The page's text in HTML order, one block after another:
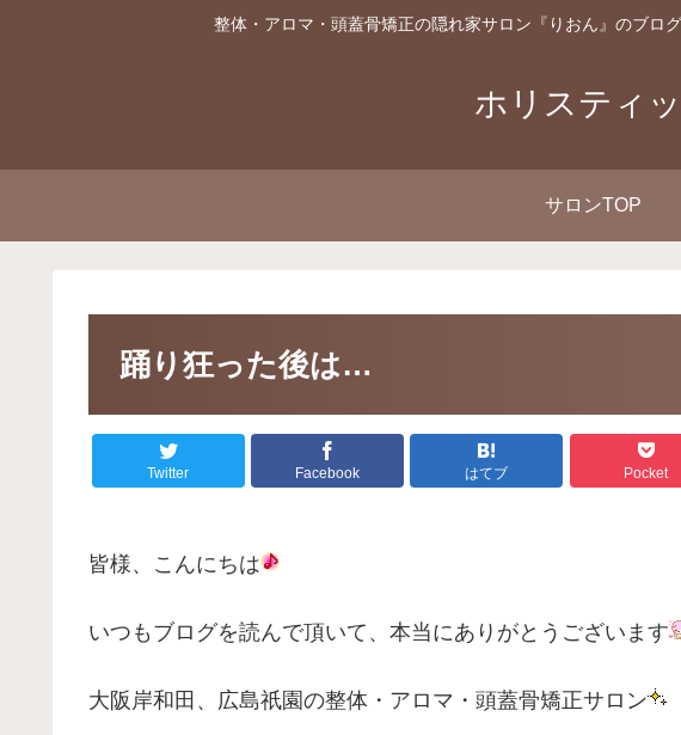
整体・アロマ・頭蓋骨矯正の隠れ家サロン『りおん』のブロ
ホリスティ
サロンTOP
踊り狂った後は…
Twitter Facebook はてブ Pocket
皆様、こんにちは
いつもブログを読んで頂いて、本当にありがとうございます
大阪岸和田、広島祇園の整体・アロマ・頭蓋骨矯正サロン